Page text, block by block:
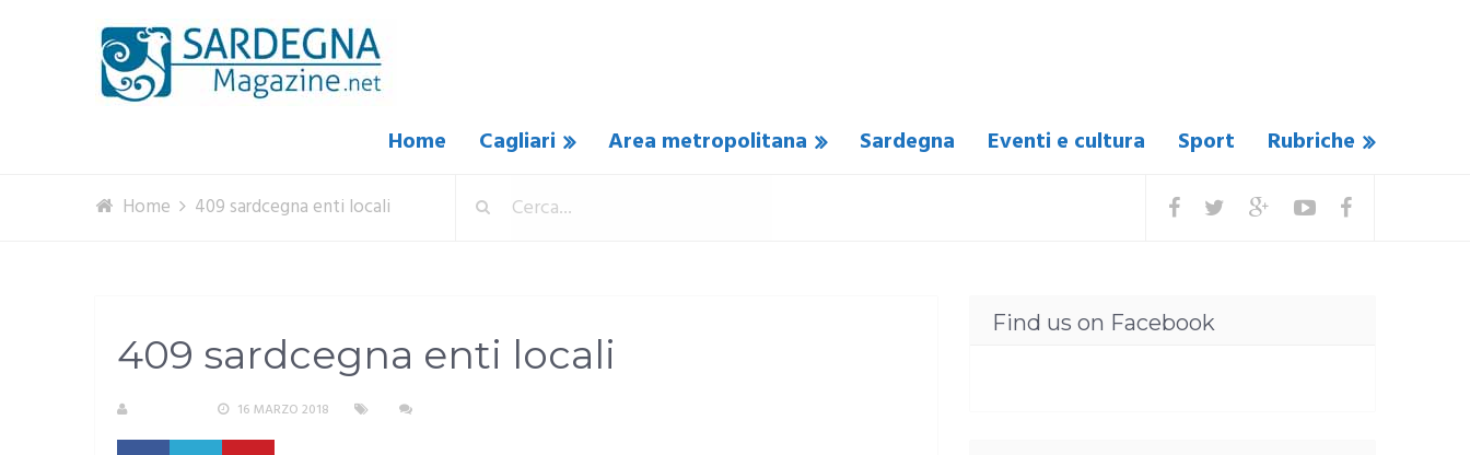
Home Cagliari Area metropolitana Sardegna Eventi e cultura Sport Rubriche
Home 409 sardcegna enti locali
409 sardcegna enti locali
16 MARZO 2018
Find us on Facebook